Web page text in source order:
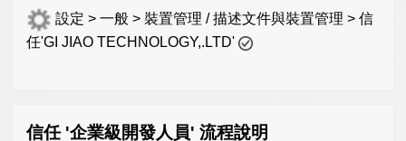
設定 > 一般 > 裝置管理 / 描述文件與裝置管理 > 信
任'GI JIAO TECHNOLOGY,.LTD'
信任 '企業級開發人員' 流程說明